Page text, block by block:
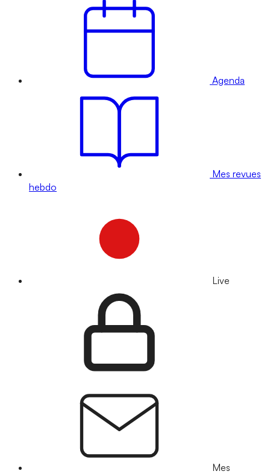
Agenda
Mes revues
hebdo
Live
Mes